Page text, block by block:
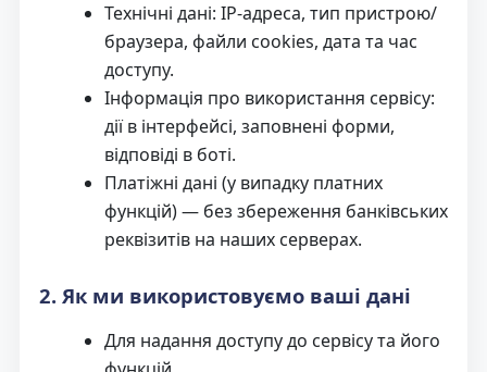
Технічні дані: IP-адреса, тип пристрою/
браузера, файли cookies, дата та час
доступу.
Інформація про використання сервісу:
дії в інтерфейсі, заповнені форми,
відповіді в боті.
Платіжні дані (у випадку платних
функцій) — без збереження банківських
реквізитів на наших серверах.
2. Як ми використовуємо ваші дані
Для надання доступу до сервісу та його